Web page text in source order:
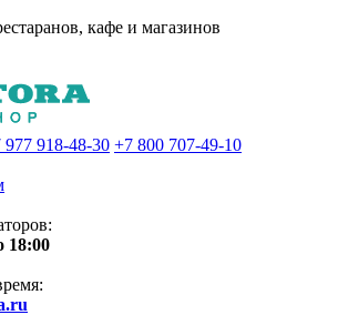
кафе и магазинов
977 918-48-30 +7 800 707-49-10
18:00